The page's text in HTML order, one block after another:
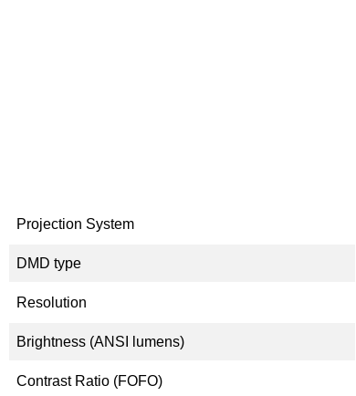
Projection System
DMD type
Resolution
Brightness (ANSI lumens)
Contrast Ratio (FOFO)